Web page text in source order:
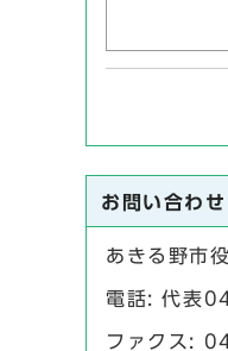
お問い合わせ
あきる野市
電話: 代表
ファクス: